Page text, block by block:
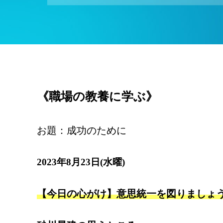
《職場の教養に学ぶ》
お題：成功のために
2023年8月23日(水曜)
【今日の心がけ】意思統一を図りましょ